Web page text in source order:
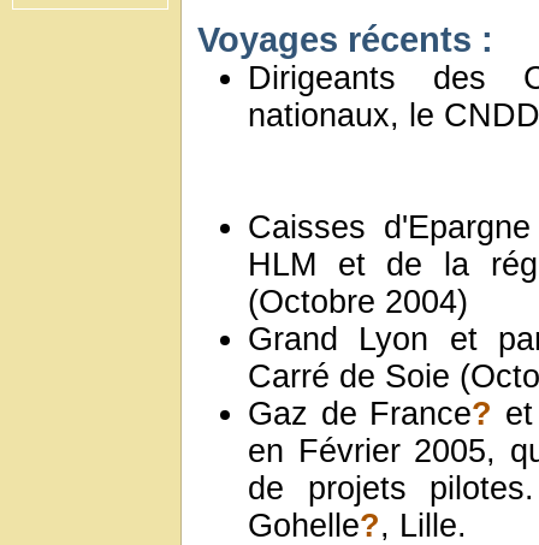
Voyages récents :
Dirigeants des
nationaux, le CNDD
Caisses
HLM et de la
(Octobre 2004)
Grand Lyon et
Carré de Soie
Gaz de France?
en Février 2005,
de projets
Gohelle?, Lille.